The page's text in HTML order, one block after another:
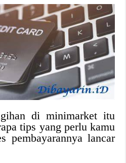
di minimarket itu
tips yang perlu kamu
pembayarannya lancar